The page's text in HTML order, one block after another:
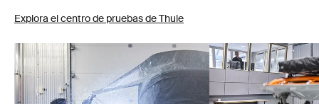
Explora el centro de pruebas de Thule